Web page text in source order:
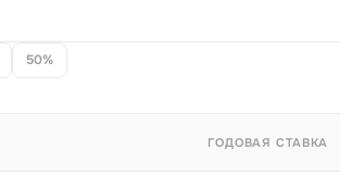
50%
ГОДОВАЯ СТАВКА